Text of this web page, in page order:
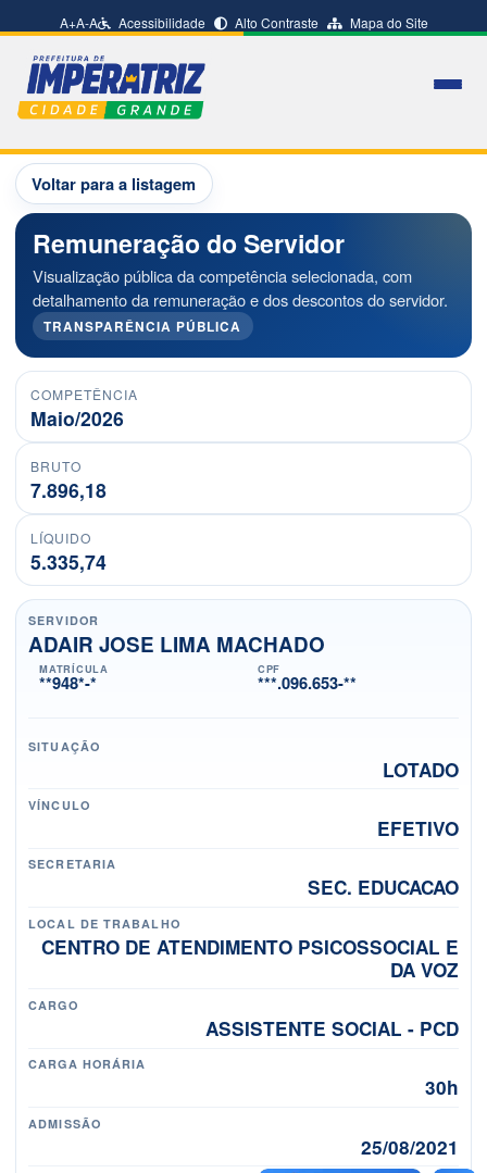
A+A-A Acessibilidade Alto Contraste Mapa do Site
Voltar para a listagem
Remuneração do Servidor
Visualização pública da competência selecionada, com
detalhamento da remuneração e dos descontos do servidor.
TRANSPARÊNCIA PÚBLICA
COMPETÊNCIA
Maio/2026
BRUTO
7.896,18
LÍQUIDO
5.335,74
SERVIDOR
ADAIR JOSE LIMA MACHADO
MATRÍCULA
**948*-*
CPF
***.096.653-**
SITUAÇÃO
LOTADO
VÍNCULO
EFETIVO
SECRETARIA
SEC. EDUCACAO
LOCAL DE TRABALHO
CENTRO DE ATENDIMENTO PSICOSSOCIAL E
DA VOZ
CARGO
ASSISTENTE SOCIAL - PCD
CARGA HORÁRIA
30h
ADMISSÃO
25/08/2021